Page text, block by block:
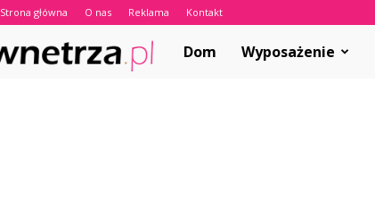
Strona główna O nas Reklama Kontakt
ABCwnetrza.pl
Dom Wyposażenie